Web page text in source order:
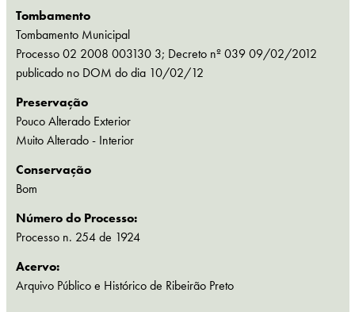
Tombamento
Tombamento Municipal
Processo 02 2008 003130 3; Decreto nº 039 09/02/2012
publicado no DOM do dia 10/02/12
Preservação
Pouco Alterado Exterior
Muito Alterado - Interior
Conservação
Bom
Número do Processo:
Processo n. 254 de 1924
Acervo:
Arquivo Público e Histórico de Ribeirão Preto